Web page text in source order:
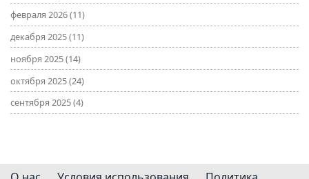
февраля 2026(11)
декабря 2025(11)
ноября 2025(14)
октября 2025(24)
сентября 2025(4)